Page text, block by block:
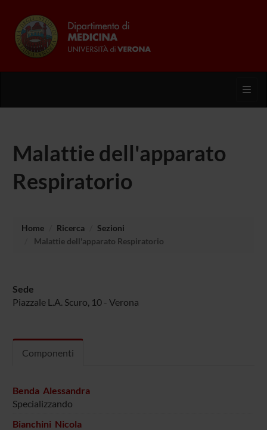
Malattie dell'apparato
Respiratorio
Home Ricerca
Sezioni
Malattie dell'apparato Respiratorio
Sede
Piazzale L.A. Scuro, 10 - Verona
Componenti
Benda Alessandra
Specializzando
Bianchini Nicola